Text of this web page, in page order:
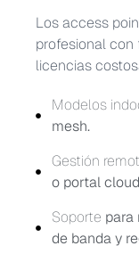
Los access
profesional con
licencias
Modelos
mesh.
Gestión
o portal
Soporte para
de banda y